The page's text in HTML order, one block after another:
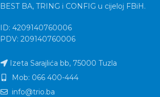
BEST BA, TRING i CONFIG u cijeloj FBiH.
ID: 4209140760006
PDV: 209140760006
Izeta Sarajlića bb, 75000 Tuzla
Mob: 066 400-444
info@trio.ba